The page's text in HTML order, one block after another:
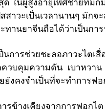
วะเป็นเวลานานๆ มัก
านยาจีนถือได้ว่าเป็นกา
การช่วยชะลอภาวะไตเ
วบคุมความดัน เบาหวา
งคงจำเป็นที่จะทำการฟอ
ข้างเคียงจากการฟอก